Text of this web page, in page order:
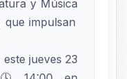
y Música
impulsan
jueves 23